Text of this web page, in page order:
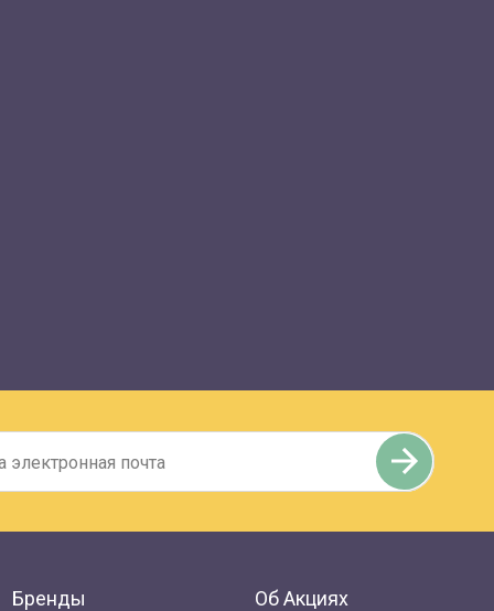
Бренды
Об Акциях